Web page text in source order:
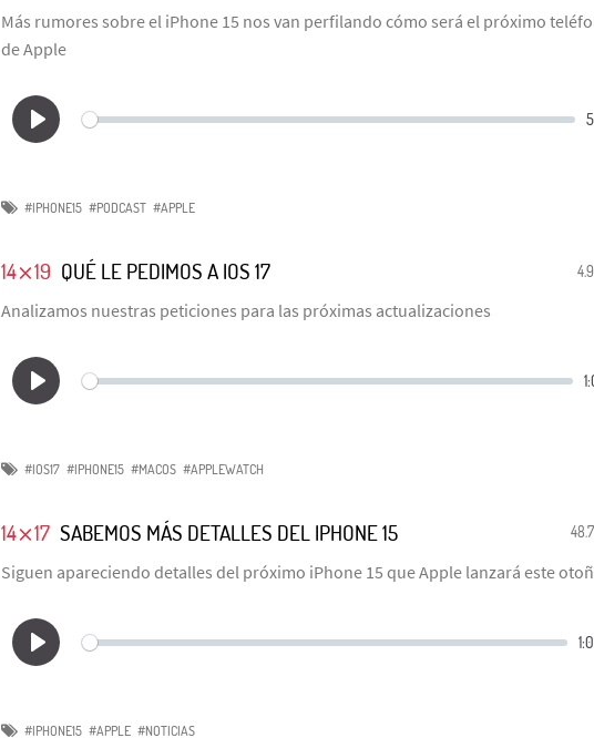
Más rumores sobre el iPhone 15 nos van perfilando cómo será el próximo
de Apple
#IPHONE15 #PODCAST #APPLE
14⨯19 QUÉ LE PEDIMOS A IOS 17
Analizamos nuestras peticiones para las próximas actualizaciones
#IOS17 #IPHONE15 #MACOS #APPLEWATCH
14⨯17 SABEMOS MÁS DETALLES DEL IPHONE 15
Siguen apareciendo detalles del próximo iPhone 15 que Apple lanzará este
#IPHONE15 #APPLE #NOTICIAS